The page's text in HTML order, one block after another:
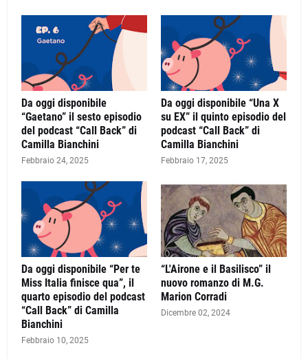
Da oggi disponibile
“Gaetano” il sesto episodio
del podcast “Call Back” di
Camilla Bianchini
Febbraio 24, 2025
Da oggi disponibile “Una X
su EX” il quinto episodio del
podcast “Call Back” di
Camilla Bianchini
Febbraio 17, 2025
Da oggi disponibile “Per te
Miss Italia finisce qua”, il
quarto episodio del podcast
“Call Back” di Camilla
Bianchini
Febbraio 10, 2025
“L'Airone e il Basilisco” il
nuovo romanzo di M.G.
Marion Corradi
Dicembre 02, 2024